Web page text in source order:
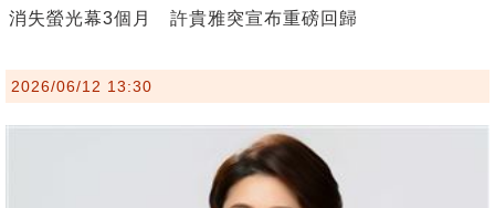
消失螢光幕3個月 許貴雅突宣布重磅回歸
2026/06/12 13:30